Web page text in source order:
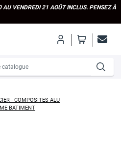
VENDREDI 21 AOÛT INCLUS. PENSEZ À
- COMPOSITES ALU
BATIMENT